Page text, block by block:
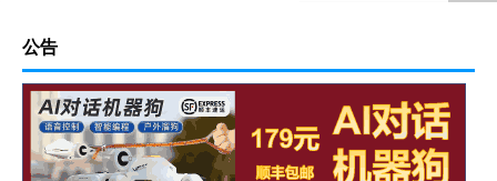
公告